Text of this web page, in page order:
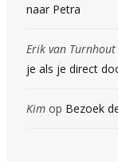
naar Petra
Erik van
je als je direct
Kim op Bezoek